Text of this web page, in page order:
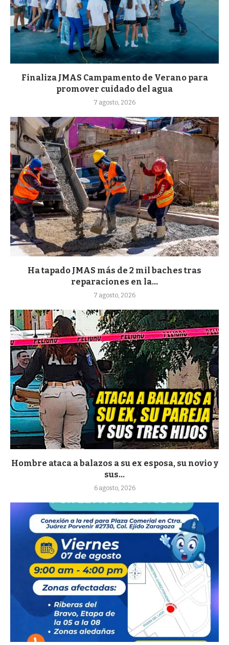
Finaliza JMAS Campamento de Verano para
promover cuidado del agua
7 agosto, 2026
Ha tapado JMAS más de 2 mil baches tras
reparaciones en la...
7 agosto, 2026
Hombre ataca a balazos a su ex esposa, su novio y
sus...
6 agosto, 2026